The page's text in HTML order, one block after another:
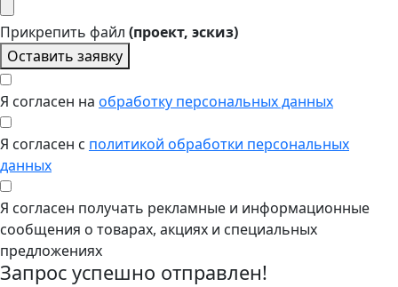
Прикрепить файл (проект, эскиз)
Оставить заявку
Я согласен на обработку персональных данных
Я согласен с политикой обработки персональных
данных
Я согласен получать рекламные и информационные
сообщения о товарах, акциях и специальных
предложениях
Запрос успешно отправлен!